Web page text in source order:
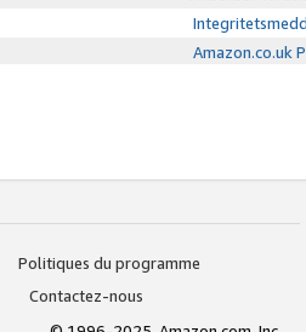
Amazon.co.uk
Politiques du programme
Contactez-nous